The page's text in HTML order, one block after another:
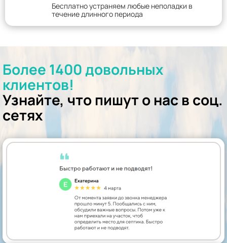
Бесплатно устраняем любые неполадки в
течение длинного периода
Более 1400 довольных
клиентов!
Узнайте, что пишут о нас в соц.
сетях